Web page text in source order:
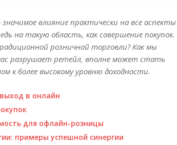
влияние прак­тически на все аспекты
на такую область, как совершение покупок.
розничной торговли? Как мы
разрушает ретейл, вполне может стать
к более высокому уровню доходности.
в онлайн
для офлайн-розницы
примеры успешной синергии